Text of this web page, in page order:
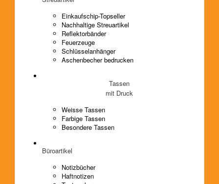
Einkaufschip-Topseller
Nachhaltige Streuartikel
Reflektorbänder
Feuerzeuge
Schlüsselanhänger
Aschenbecher bedrucken
Tassen
mit Druck
Weisse Tassen
Farbige Tassen
Besondere Tassen
Büroartikel
Notizbücher
Haftnotizen